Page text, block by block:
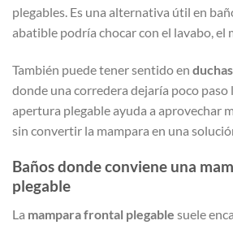
plegables. Es una alternativa útil en
abatible podría chocar con el lavabo, el
También puede tener sentido en
donde una corredera dejaría poco paso
apertura plegable ayuda a aprovechar
sin convertir la mampara en una
Baños donde conviene una
plegable
La mampara frontal plegable suele